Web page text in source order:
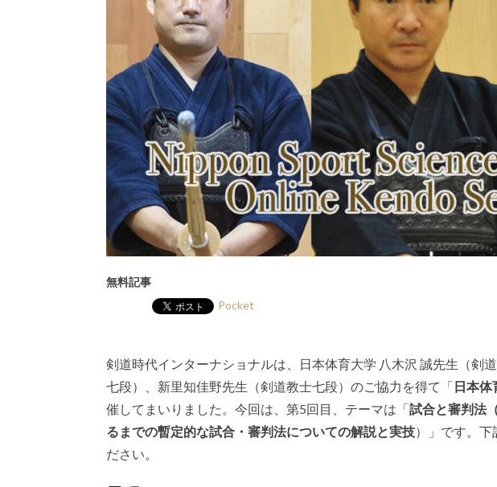
無料記事
Pocket
剣道時代インターナショナルは、日本体育大学 八木沢 誠先生（剣
七段）、新里知佳野先生（剣道教士七段）のご協力を得て「日本体
催してまいりました。今回は、第5回目、テーマは「試合と審判法
るまでの暫定的な試合・審判法についての解説と実技）」です。下
ださい。